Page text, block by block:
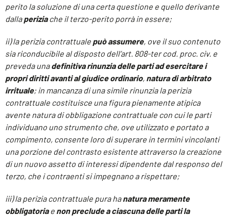
perito la soluzione di una certa questione e quello derivante
dallaperiziache il terzo-perito porrà in essere;
ii) la perizia contrattuale può assumere, ove il suo contenuto
sia riconducibile al disposto dell’art. 808-ter cod. proc. civ. e
preveda unadefinitiva rinunzia delle parti ad esercitare i
propri diritti avanti al giudice ordinario, natura di arbitrato
irrituale; in mancanza di una simile rinunzia la perizia
contrattuale costituisce una figura pienamente atipica
avente natura di obbligazione contrattuale con cui le parti
individuano uno strumento che, ove utilizzato e portato a
compimento, consente loro di superare in termini vincolanti
una porzione del contrasto esistente attraverso la creazione
di un nuovo assetto di interessi dipendente dal responso del
terzo, che icontraenti si impegnano a rispettare;
iii) la perizia contrattuale pura hanatura meramente
obbligatoriae non preclude a ciascuna delle parti la